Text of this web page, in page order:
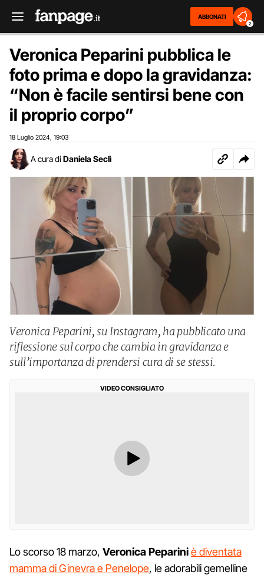
ABBONATI
2
Veronica Peparini pubblica le
foto prima e dopo la gravidanza:
“Non è facile sentirsi bene con
il proprio corpo”
18 Luglio 2024 19:03
A cura di Daniela Seclì
Veronica Peparini, su Instagram, ha pubblicato una
riflessione sul corpo che cambia in gravidanza e
sull’importanza di prendersi cura di se stessi.
VIDEO CONSIGLIATO
Lo scorso 18 marzo, Veronica Pepariniè diventata
mamma di Ginevra e Penelope, le adorabili gemelline